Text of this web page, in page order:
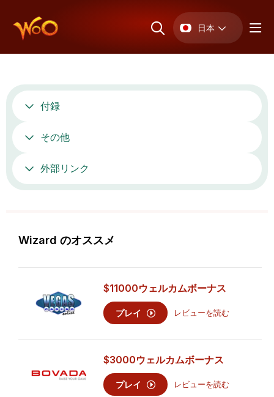
日本
付録
その他
外部リンク
Wizard のオススメ
$11000ウェルカムボーナス
プレイ レビューを読む
$3000ウェルカムボーナス
プレイ レビューを読む